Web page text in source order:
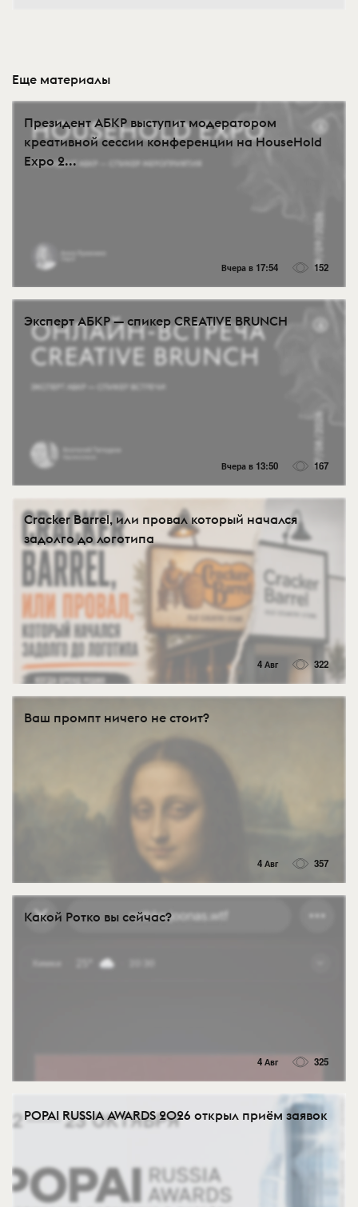
Еще материалы
Президент АБКР выступит модератором
креативной сессии конференции на HouseHold
Expo 2...
Вчера в 17:54 152
Эксперт АБКР — спикер CREATIVE BRUNCH
Вчера в 13:50 167
Cracker Barrel, или провал который начался
задолго до логотипа
4 Авг 322
Ваш промпт ничего не стоит?
4 Авг 357
Какой Ротко вы сейчас?
4 Авг 325
POPAI RUSSIA AWARDS 2026 открыл приём заявок